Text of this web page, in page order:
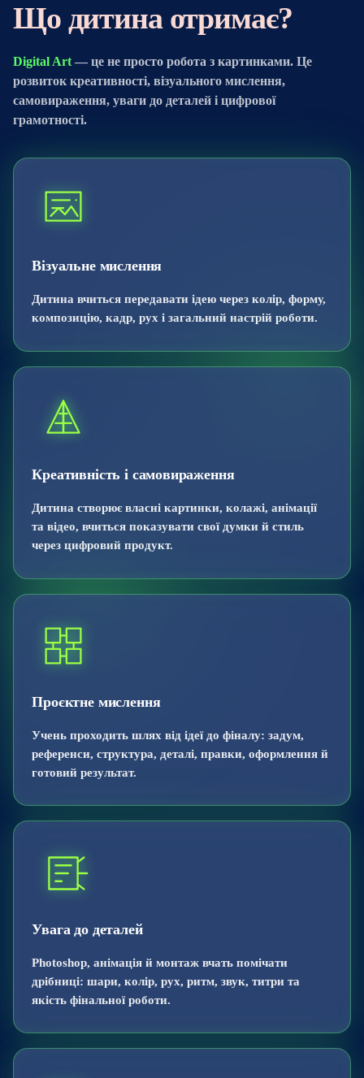
Що дитина отримає?
Digital Art — це не просто робота з картинками. Це
розвиток креативності, візуального мислення,
самовираження, уваги до деталей і цифрової
грамотності.
Візуальне мислення
Дитина вчиться передавати ідею через колір, форму,
композицію, кадр, рух і загальний настрій роботи.
Креативність і самовираження
Дитина створює власні картинки, колажі, анімації
та відео, вчиться показувати свої думки й стиль
через цифровий продукт.
Проєктне мислення
Учень проходить шлях від ідеї до фіналу: задум,
референси, структура, деталі, правки, оформлення й
готовий результат.
Увага до деталей
Photoshop, анімація й монтаж вчать помічати
дрібниці: шари, колір, рух, ритм, звук, титри та
якість фінальної роботи.